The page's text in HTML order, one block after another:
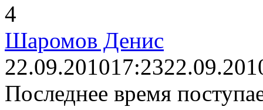
4
Шаромов Денис
22.09.201017:23
Последнее время